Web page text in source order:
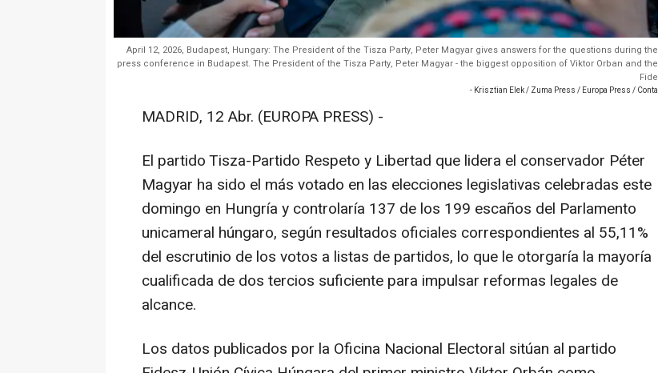
April 12, 2026, Budapest, Hungary: The President of the Tisza Party, Peter Magyar gives answers for the questions during the
press conference in Budapest. The President of the Tisza Party, Peter Magyar - the biggest opposition of Viktor Orban and the
Fide
- Krisztian Elek / Zuma Press / Europa Press / Conta
MADRID, 12 Abr. (EUROPA PRESS) -
El partido Tisza-Partido Respeto y Libertad que lidera el conservador Péter
Magyar ha sido el más votado en las elecciones legislativas celebradas este
domingo en Hungría y controlaría 137 de los 199 escaños del Parlamento
unicameral húngaro, según resultados oficiales correspondientes al 55,11%
del escrutinio de los votos a listas de partidos, lo que le otorgaría la mayoría
cualificada de dos tercios suficiente para impulsar reformas legales de
alcance.
Los datos publicados por la Oficina Nacional Electoral sitúan al partido